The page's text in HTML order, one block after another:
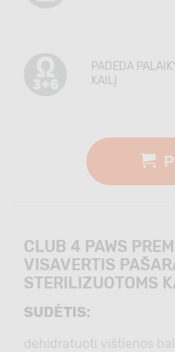
PADEDA
KAILĮ
CLUB 4 PAWS
VISAVERTIS
STERILIZUOTOMS
SUDĖTIS:
dehidratuoti vištienos